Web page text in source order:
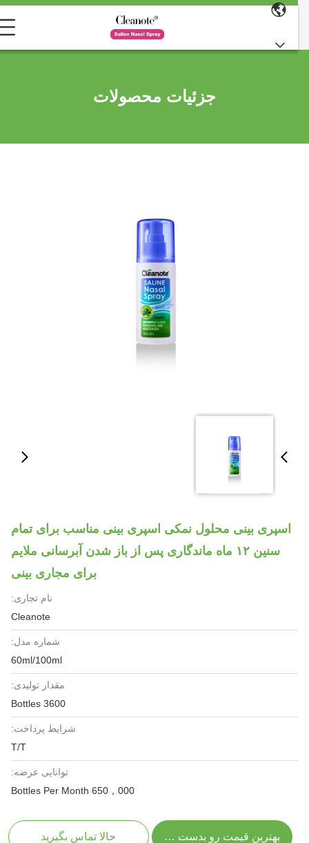
جزئیات محصولات
اسپری بینی محلول نمکی اسپری بینی مناسب برای تمام
سنین ۱۲ ماه ماندگاری پس از باز شدن آبرسانی ملایم
برای مجاری بینی
نام تجاری:
Cleanote
شماره مدل:
60ml/100ml
مقدار تولیدی:
3600 Bottles
شرایط پرداخت:
T/T
توانایی عرضه:
650，000 Bottles Per Month
بهترین قیمت رو بدست بیار حالا تماس بگیرید